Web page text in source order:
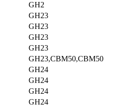
GH2
GH23
GH23
GH23
GH23
GH23,CBM50,CBM50
GH24
GH24
GH24
GH24